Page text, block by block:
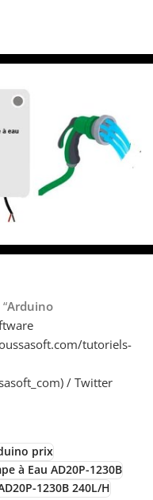
“Arduino
tutoriels-
/ Twitter
prix
à Eau AD20P-1230B
1230B 240L/H